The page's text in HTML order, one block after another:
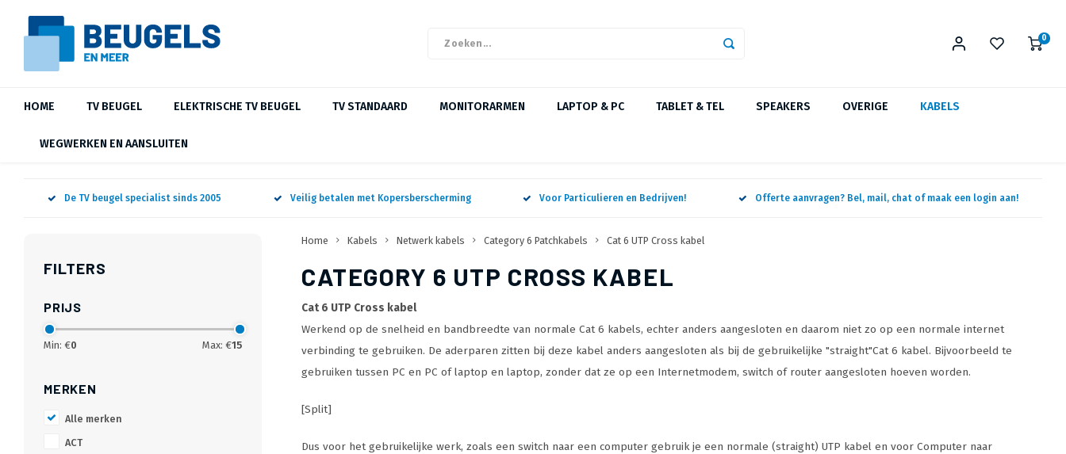
0
HOME TV BEUGEL ELEKTRISCHE TV BEUGEL TV STANDAARD MONITORARMEN LAPTOP & PC TABLET & TEL SPEAKERS OVERIGE KABELS
WEGWERKEN EN AANSLUITEN
De TV beugel specialist sinds 2005 Veilig betalen met Kopersberscherming Voor Particulieren en Bedrijven! Offerte aanvragen? Bel, mail, chat of maak een login aan!
FILTERS
PRIJS
Min: €0 Max: €15
MERKEN
Alle merken
ACT
Home Kabels Netwerk kabels Category 6 Patchkabels Cat 6 UTP Cross kabel
CATEGORY 6 UTP CROSS KABEL
Cat 6 UTP Cross kabel
Werkend op de snelheid en bandbreedte van normale Cat 6 kabels, echter anders aangesloten en daarom niet zo op een normale internet
verbinding te gebruiken. De aderparen zitten bij deze kabel anders aangesloten als bij de gebruikelijke "straight"Cat 6 kabel. Bijvoorbeeld te
gebruiken tussen PC en PC of laptop en laptop, zonder dat ze op een Internetmodem, switch of router aangesloten hoeven worden.
[Split]
Dus voor het gebruikelijke werk, zoals een switch naar een computer gebruik je een normale (straight) UTP kabel en voor Computer naar